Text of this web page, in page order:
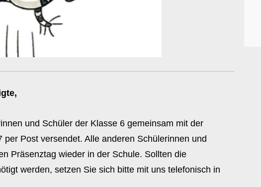
und Schüler der Klasse 6 gemeinsam mit der
Post versendet. Alle anderen Schülerinnen und
Präsenztag wieder in der Schule. Sollten die
werden, setzen Sie sich bitte mit uns telefonisch in